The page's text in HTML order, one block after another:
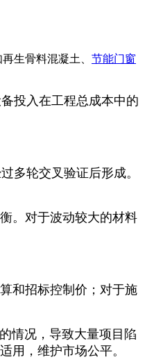
生骨料混凝土、 节能门窗
投入在工程总成本中的
多轮交叉验证后形成。
。对于波动较大的材料
和招标控制价；对于施
情况，导致大量项目陷
用，维护市场公平。